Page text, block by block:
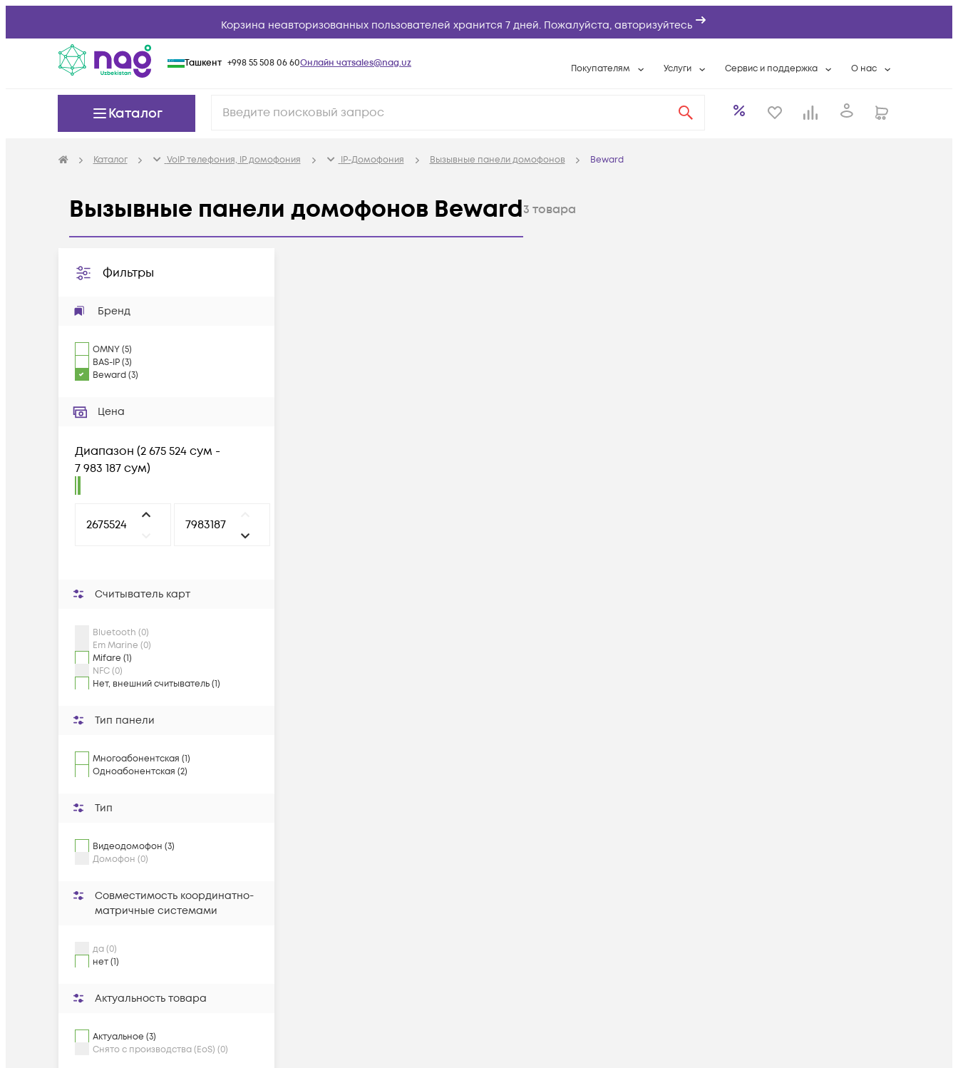
Корзина неавторизованных пользователей хранится 7 дней. Пожалуйста, авторизуйтесь
Ташкент +998 55 508 06 60Онлайн чатsales@nag.uz Покупателям
Вопросы и ответы
База знаний
Услуги
Расширенная гарантия
Сервис и поддержка
Разовые выездные работы
О нас
Контактная
Каталог
Каталог VoIP телефония, IP домофония IP-Домофония Вызывные панели домофонов Beward
Вызывные панели домофонов Beward3 товара
Фильтры
Бренд
OMNY(5)
BAS-IP(3)
Beward(3)
Цена
Диапазон (2 675 524 сум -
7 983 187 сум)
Считыватель карт
Bluetooth (0)
Em Marine (0)
Mifare (1)
NFC (0)
Нет, внешний считыватель (1)
Тип панели
Многоабонентская (1)
Одноабонентская (2)
Тип
Видеодомофон (3)
Домофон (0)
Совместимость координатно-
матричные системами
да (0)
нет (1)
Актуальность товара
Актуальное (3)
Снято с производства (EoS) (0)